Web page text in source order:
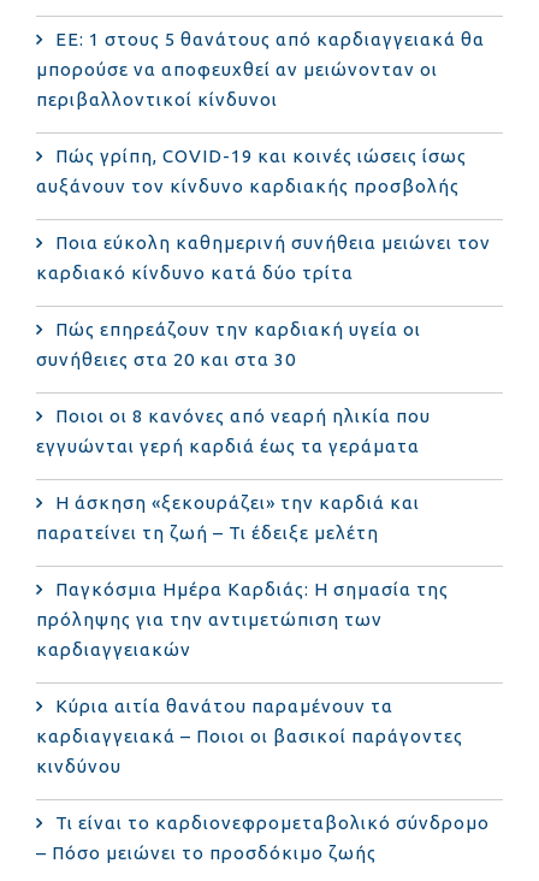
ΕΕ: 1 στους 5 θανάτους από καρδιαγγειακά θα
μπορούσε να αποφευχθεί αν μειώνονταν οι
περιβαλλοντικοί κίνδυνοι
Πώς γρίπη, COVID-19 και κοινές ιώσεις ίσως
αυξάνουν τον κίνδυνο καρδιακής προσβολής
Ποια εύκολη καθημερινή συνήθεια μειώνει τον
καρδιακό κίνδυνο κατά δύο τρίτα
Πώς επηρεάζουν την καρδιακή υγεία οι
συνήθειες στα 20 και στα 30
Ποιοι οι 8 κανόνες από νεαρή ηλικία που
εγγυώνται γερή καρδιά έως τα γεράματα
Η άσκηση «ξεκουράζει» την καρδιά και
παρατείνει τη ζωή – Τι έδειξε μελέτη
Παγκόσμια Ημέρα Καρδιάς: Η σημασία της
πρόληψης για την αντιμετώπιση των
καρδιαγγειακών
Κύρια αιτία θανάτου παραμένουν τα
καρδιαγγειακά – Ποιοι οι βασικοί παράγοντες
κινδύνου
Τι είναι το καρδιονεφρομεταβολικό σύνδρομο
– Πόσο μειώνει το προσδόκιμο ζωής